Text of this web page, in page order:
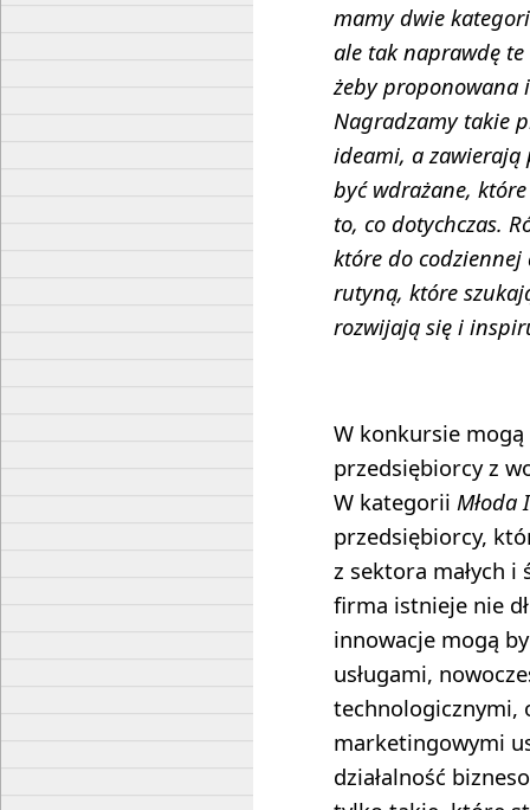
mamy dwie
ale tak naprawdę
żeby proponowana
Nagradzamy takie
ideami, a zawierają
być wdrażane,
to, co dotychczas.
które do codziennej
rutyną, które
rozwijają się i
W konkursie mogą
przedsiębiorcy z
W kategorii Młoda
przedsiębiorcy,
z sektora małych
firma istnieje nie
innowacje mogą
usługami,
technologicznymi,
marketingowymi
działalność